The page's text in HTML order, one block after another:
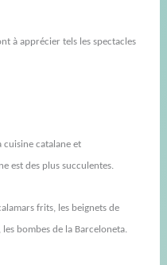
à apprécier tels les spectacles
cuisine catalane et
est des plus succulentes.
frits, les beignets de
bombes de la Barceloneta.